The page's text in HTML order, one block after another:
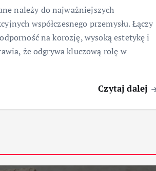
należy do najważniejszych
współczesnego przemysłu. Łączy
na korozję, wysoką estetykę i
że odgrywa kluczową rolę w
Czytaj dalej